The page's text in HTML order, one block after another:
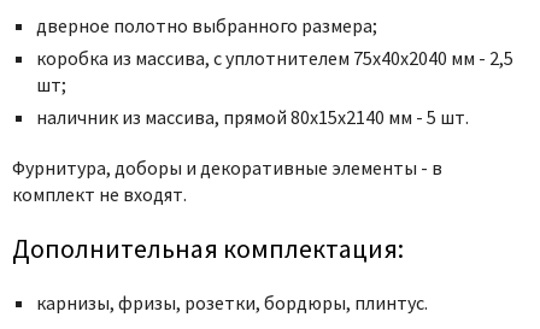
Porta Di Parma
Porte Vista
Portika
Poseidon
Profil Doors
Profilo Porte
Protector
STR
дверное полотно выбранного размера;
коробка из массива, с уплотнителем 75x40x2040 мм - 2,5
шт;
наличник из массива, прямой 80x15x2140 мм - 5 шт.
Фурнитура, доборы и декоративные элементы - в
комплект не входят.
Дополнительная комплектация:
карнизы, фризы, розетки, бордюры, плинтус.